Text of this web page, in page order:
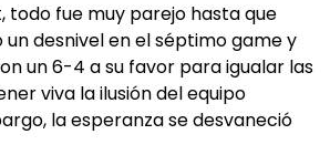
todo fue muy parejo hasta que
un desnivel en el séptimo game y
un 6-4 a su favor para igualar las
viva la ilusión del equipo
la esperanza se desvaneció